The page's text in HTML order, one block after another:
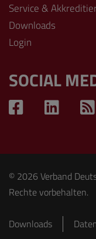
Service &
Downloads
Login
SOCIAL
© 2026 Verband
Rechte vorbehalten.
Downloads